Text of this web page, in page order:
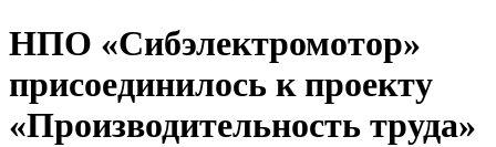
НПО «Сибэлектромотор»
присоединилось к проекту
«Производительность труда»